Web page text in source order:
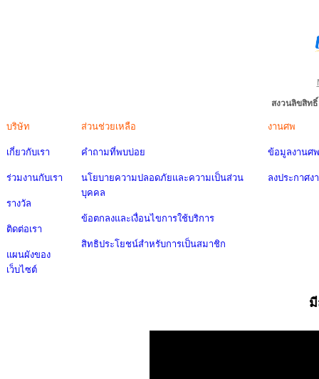
สงวนลิขสิท
บริษัท
เกี่ยวกับเรา
ร่วมงานกับเรา
รางวัล
ติดต่อเรา
แผนผังของ
เว็บไซต์
ส่วนช่วยเหลือ
คำถามที่พบบ่อย
นโยบายความปลอดภัยและความเป็นส่วน
บุคคล
ข้อตกลงและเงื่อนไขการใช้บริการ
สิทธิประโยชน์สำหรับการเป็นสมาชิก
งานศพ
ข้อมูลงานศพ
ลงประกาศง